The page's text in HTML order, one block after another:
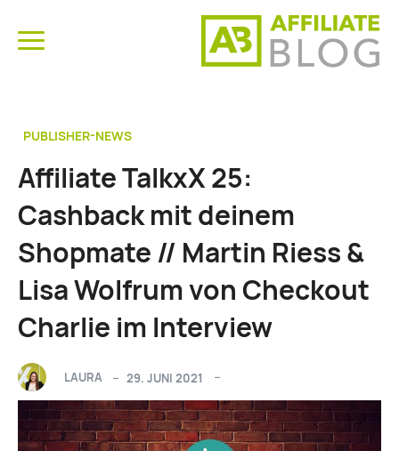
PUBLISHER-NEWS
Affiliate TalkxX 25:
Cashback mit deinem
Shopmate // Martin Riess &
Lisa Wolfrum von Checkout
Charlie im Interview
LAURA 29. JUNI 2021